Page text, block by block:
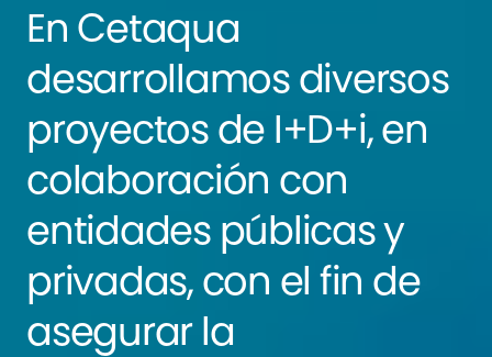
En Cetaqua
desarrollamos diversos
proyectos de I+D+i, en
colaboración con
entidades públicas y
privadas, con el fin de
asegurar la